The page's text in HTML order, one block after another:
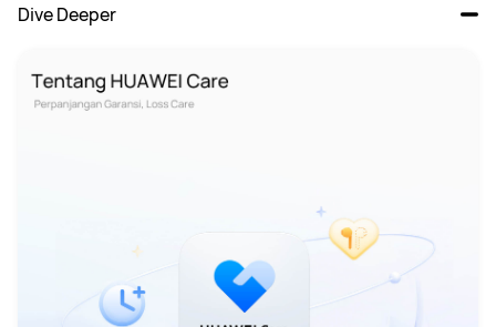
Dive Deeper